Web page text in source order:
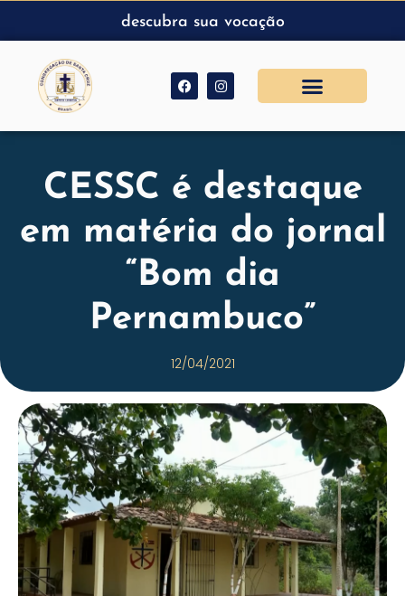
descubra sua vocação
CESSC é destaque
em matéria do jornal
“Bom dia
Pernambuco”
12/04/2021